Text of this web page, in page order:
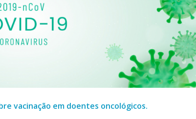
vacinação em doentes oncológicos.